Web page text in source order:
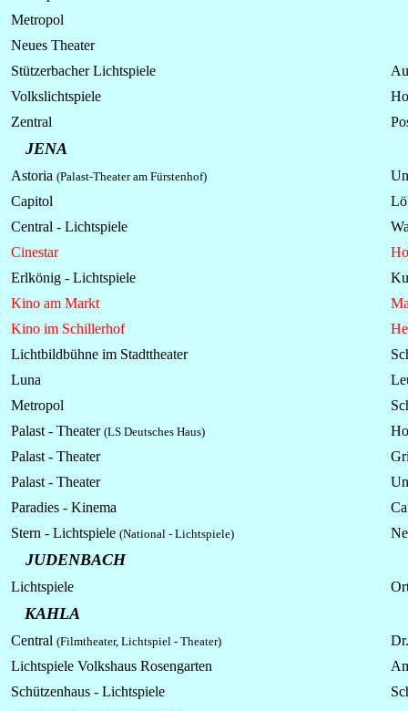
Metropol
Neues Theater
Stützerbacher Lichtspiele
Volkslichtspiele
Zentral
JENA
Astoria (Palast-Theater am Fürstenhof)
Capitol
Central - Lichtspiele
Cinestar
Erlkönig - Lichtspiele
Kino am Markt
Kino im Schillerhof
Lichtbildbühne im Stadttheater
Luna
Metropol
Palast - Theater (LS Deutsches Haus)
Palast - Theater
Palast - Theater
Paradies - Kinema
Stern - Lichtspiele (National - Lichtspiele)
JUDENBACH
Lichtspiele
KAHLA
Central (Filmtheater, Lichtspiel - Theater)
Lichtspiele Volkshaus Rosengarten
Schützenhaus - Lichtspiele